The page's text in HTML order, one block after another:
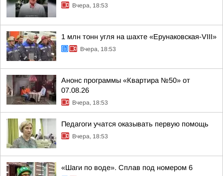
Вчера, 18:53
1 млн тонн угля на шахте «Ерунаковская-VIII»
Вчера, 18:53
Анонс программы «Квартира №50» от
07.08.26
Вчера, 18:53
Педагоги учатся оказывать первую помощь
Вчера, 18:53
«Шаги по воде». Сплав под номером 6